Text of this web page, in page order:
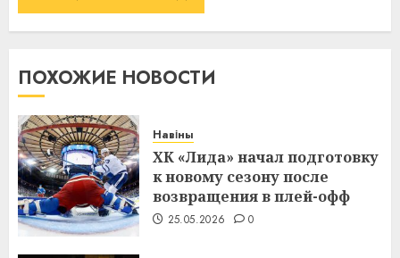
ПОХОЖИЕ НОВОСТИ
Навіны
ХК «Лида» начал подготовку
к новому сезону после
возвращения в плей-офф
25.05.2026 0